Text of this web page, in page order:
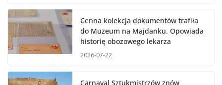
Cenna kolekcja dokumentów trafiła
do Muzeum na Majdanku. Opowiada
historię obozowego lekarza
2026-07-22
Carnaval Sztukmistrzów znów